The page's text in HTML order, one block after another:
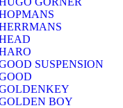
SUSPENSION
BOY